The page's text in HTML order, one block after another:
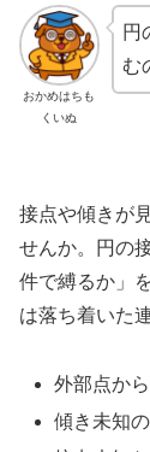
おかめはちも
くいぬ
円
む
接点や傾きが
せんか。円の
件で縛るか」
は落ち着いた
外部点か
傾き未知